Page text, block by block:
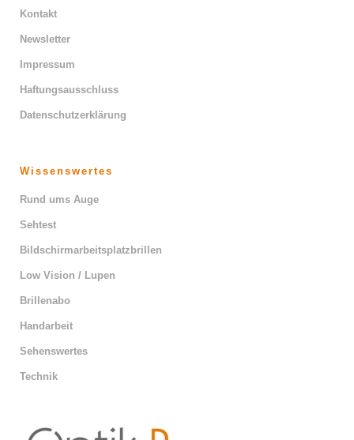
Kontakt
Newsletter
Impressum
Haftungsausschluss
Datenschutzerklärung
Wissenswertes
Rund ums Auge
Sehtest
Bildschirmarbeitsplatzbrillen
Low Vision / Lupen
Brillenabo
Handarbeit
Sehenswertes
Technik